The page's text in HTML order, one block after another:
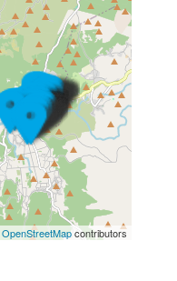
OpenStreetMapcontributors